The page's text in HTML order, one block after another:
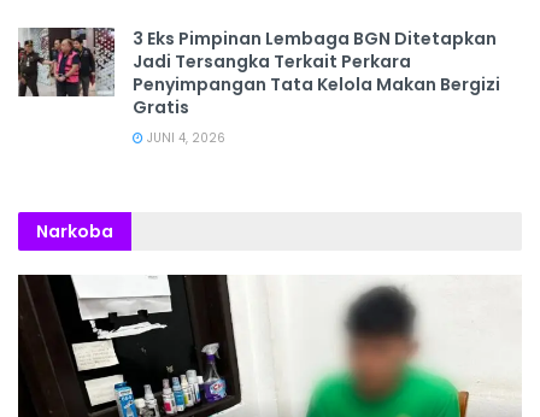
3 Eks Pimpinan Lembaga BGN Ditetapkan
Jadi Tersangka Terkait Perkara
Penyimpangan Tata Kelola Makan Bergizi
Gratis
JUNI 4, 2026
Narkoba